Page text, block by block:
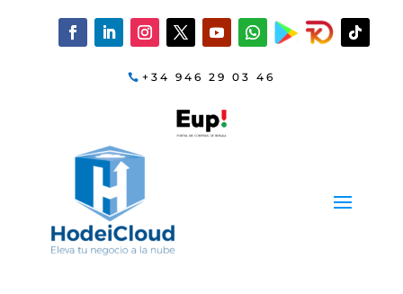
+34 946 29 03 46